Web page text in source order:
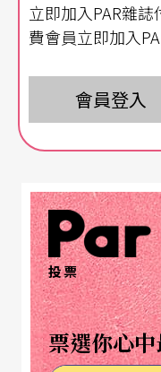
都只對著被指導的
聽眾，整場活動不
分享她對音樂的看
的，居然是在幫彈
動結束後，我很慶
時，我覺得自己很
在偷看別人上個別
李斯特旋風
李斯特的傳記，真
立即加入PAR雜
費會員立即加入
會員登入
投票
票選你心